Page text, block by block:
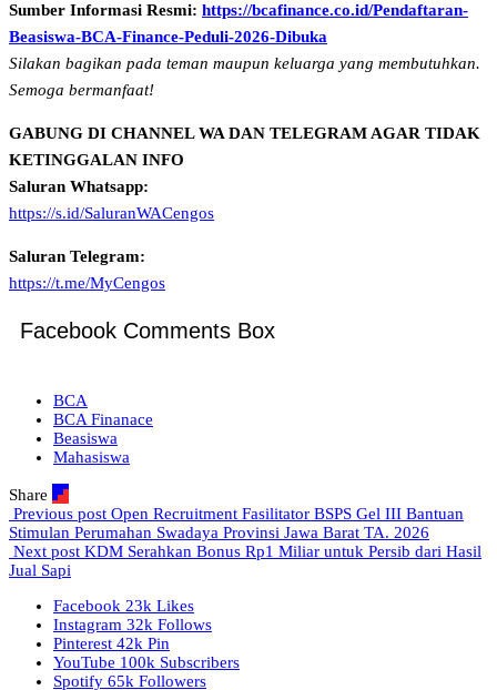
Sumber Informasi Resmi: https://bcafinance.co.id/Pendaftaran-
Beasiswa-BCA-Finance-Peduli-2026-Dibuka
Silakan bagikan pada teman maupun keluarga yang membutuhkan.
Semoga bermanfaat!
GABUNG DI CHANNEL WA DAN TELEGRAM AGAR TIDAK
KETINGGALAN INFO
Saluran Whatsapp:
https://s.id/SaluranWACengos
Saluran Telegram:
https://t.me/MyCengos
Facebook Comments Box
BCA
BCA Finanace
Beasiswa
Mahasiswa
Share
Previous post Open Recruitment Fasilitator BSPS Gel III Bantuan
Stimulan Perumahan Swadaya Provinsi Jawa Barat TA. 2026
Next post KDM Serahkan Bonus Rp1 Miliar untuk Persib dari Hasil
Jual Sapi
Facebook 23k Likes
Instagram 32k Follows
Pinterest 42k Pin
YouTube 100k Subscribers
Spotify 65k Followers